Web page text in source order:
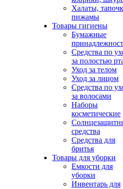
Халаты,
пижамы
Товары гигиены
Бумажные
Средства по
за полостью
Уход за телом
Уход за лицом
Средства по
за волосами
Наборы
косметические
средства
Средства для
бритья
Товары для уборки
Емкости для
уборки
Инвентарь для